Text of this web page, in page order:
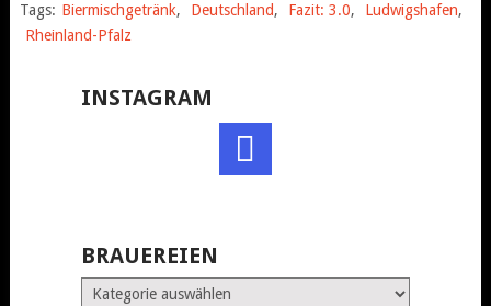
Tags: Biermischgetränk, Deutschland, Fazit: 3.0, Ludwigshafen,
Rheinland-Pfalz
INSTAGRAM
BRAUEREIEN
Brauereien